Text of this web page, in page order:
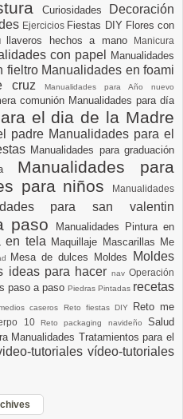
Curiosidades Decoración
Ejercicios Fiestas DIY Flores con
llaveros hechos a mano Manicura
con papel
Manualidades
fieltro Manualidades en foami
cruz
Manualidades para Año nuevo
comunión Manualidades para día
el dia de la Madre
padre Manualidades para el
Manualidades para graduación
Manualidades para
para niños
Manualidades
para san valentin
paso
Manualidades Pintura en
en tela Maquillaje Mascarillas Me
Mesa de dulces Moldes
Moldes
ideas para hacer nav Operación
paso a paso Piedras Pintadas recetas
caseros Reto fiestas DIY Reto me
10Reto packaging navideñoSalud
Manualidades Tratamientos para el
tutoriales vídeo-tutoriales